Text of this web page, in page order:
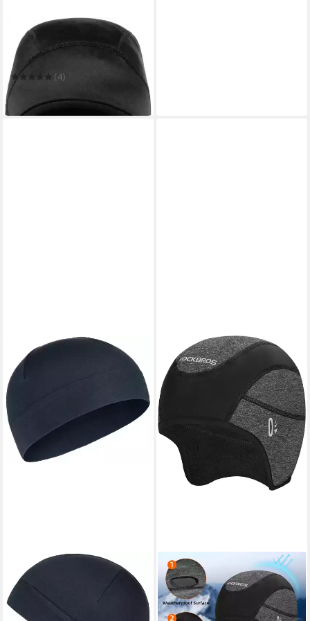
NORMANI
Unterhelmmütze
Unterziehmütze Soloryde 2.0
(4)
14,95 €
in 2-3 Werktagen bei dir